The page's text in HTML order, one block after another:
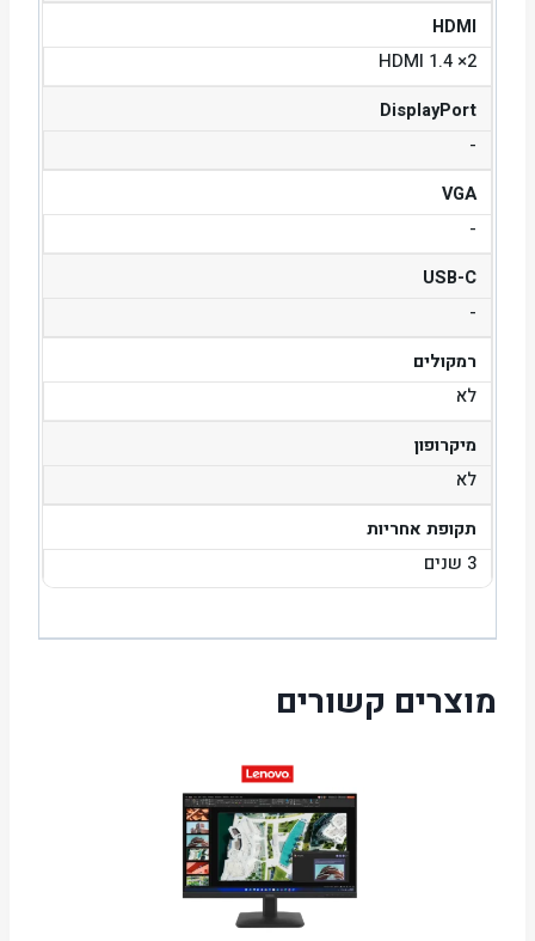
HDMI
2× HDMI 1.4
DisplayPort
-
VGA
-
USB-C
-
רמקולים
לא
מיקרופון
לא
תקופת אחריות
3 שנים
מוצרים קשורים